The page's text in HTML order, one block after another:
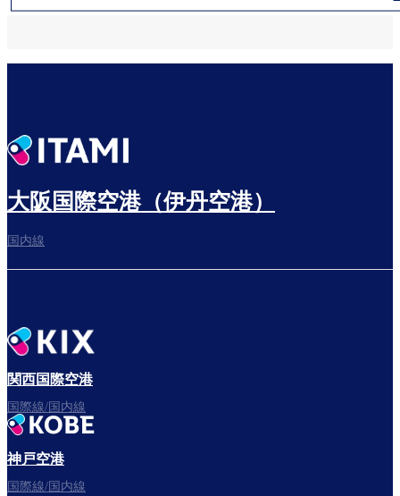
大阪国際空港（伊丹空港）
国内線
関西国際空港
国際線/国内線
神戸空港
国際線/国内線